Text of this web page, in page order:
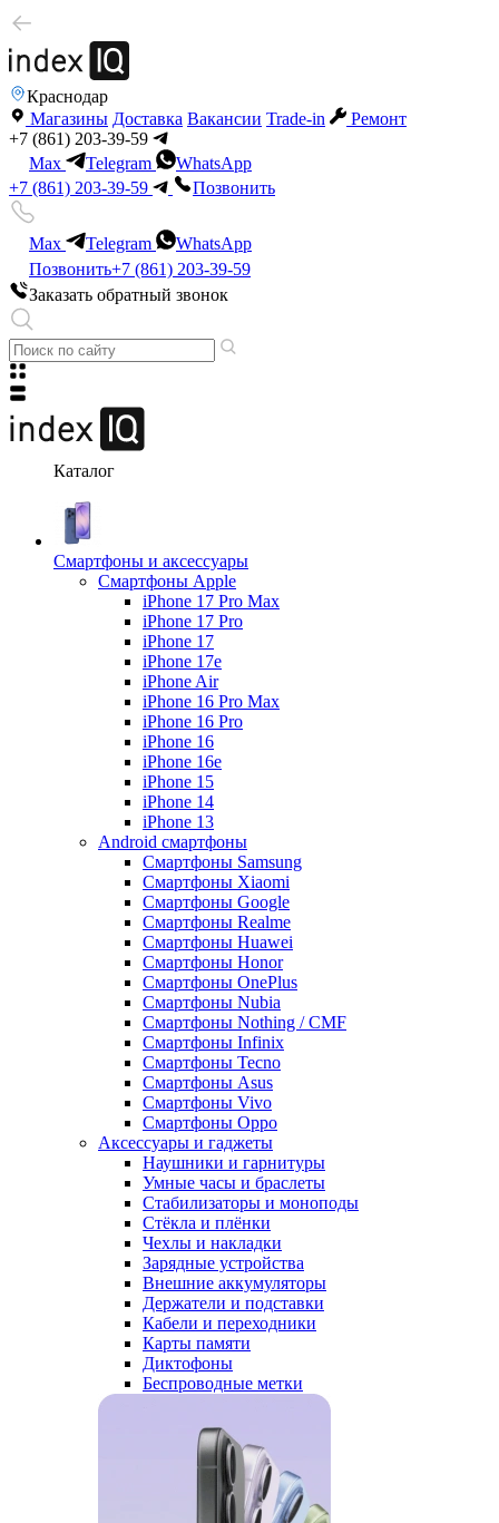
Краснодар
Магазины Доставка Вакансии Trade-in
Ремонт
+7 (861) 203-39-59
Max
Telegram
WhatsApp
+7 (861) 203-39-59
Позвонить
Max Telegram
WhatsApp
Позвонить+7 (861) 203-39-59
Заказать обратный звонок
Каталог
Смартфоны и аксессуары
Смартфоны Apple
iPhone 17 Pro Max
iPhone 17 Pro
iPhone 17
iPhone 17e
iPhone Air
iPhone 16 Pro Max
iPhone 16 Pro
iPhone 16
iPhone 16e
iPhone 15
iPhone 14
iPhone 13
Android cмартфоны
Смартфоны Samsung
Смартфоны Xiaomi
Смартфоны Google
Смартфоны Realme
Смартфоны Huawei
Смартфоны Honor
Смартфоны OnePlus
Смартфоны Nubia
Смартфоны Nothing / CMF
Смартфоны Infinix
Смартфоны Tecno
Смартфоны Asus
Смартфоны Vivo
Смартфоны Oppo
Аксессуары и гаджеты
Наушники и гарнитуры
Умные часы и браслеты
Стабилизаторы и моноподы
Стёкла и плёнки
Чехлы и накладки
Зарядные устройства
Внешние аккумуляторы
Держатели и подставки
Кабели и переходники
Карты памяти
Диктофоны
Беспроводные метки